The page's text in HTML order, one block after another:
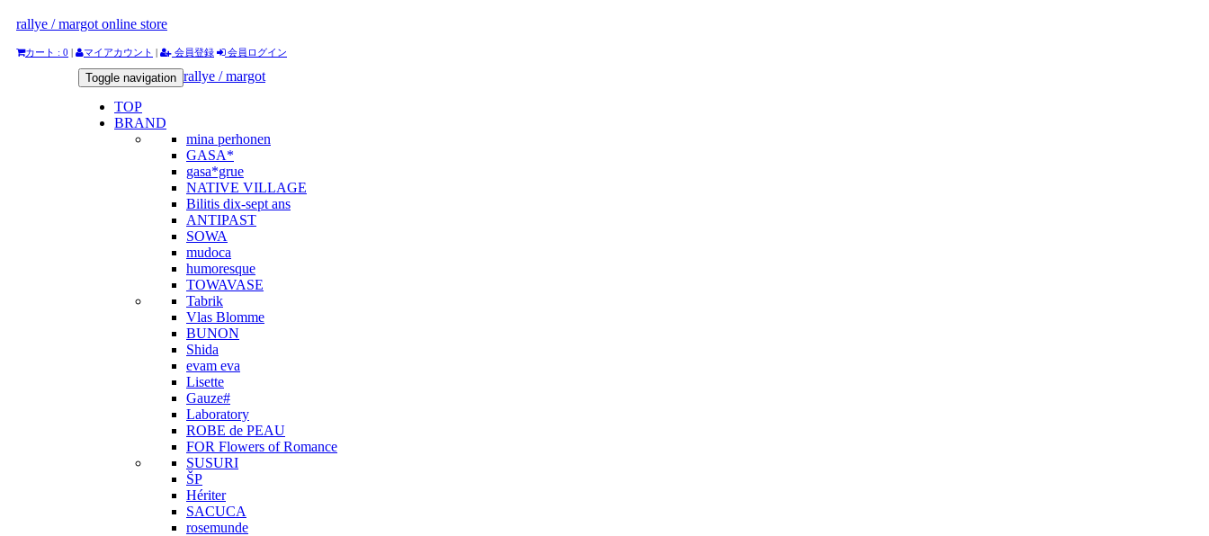
rallye / margot online store
カート : 0 | マイアカウント | 会員登録 会員ログイン
rallye / margot
Toggle navigation
TOP
BRAND
mina perhonen
GASA*
gasa*grue
NATIVE VILLAGE
Bilitis dix-sept ans
ANTIPAST
SOWA
mudoca
humoresque
TOWAVASE
Tabrik
Vlas Blomme
BUNON
Shida
evam eva
Lisette
Gauze#
Laboratory
ROBE de PEAU
FOR Flowers of Romance
SUSURI
ŠP
Hériter
SACUCA
rosemunde